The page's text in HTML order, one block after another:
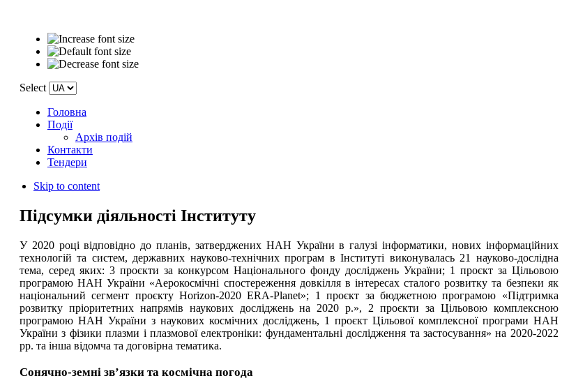
Select
Головна
Події
Архів подій
Контакти
Тендери
Skip to content
Підсумки діяльності Інституту
У 2020 році відповідно до планів, затверджених НАН України в галузі інформатики, нових інформаційних
технологій та систем, державних науково-технічних програм в Інституті виконувалась 21 науково-дослідна
тема, серед яких: 3 проєкти за конкурсом Національного фонду досліджень України; 1 проєкт за Цільовою
програмою НАН України «Аерокосмічні спостереження довкілля в інтересах сталого розвитку та безпеки як
національний сегмент проєкту Horizon-2020 ERA-Planet»; 1 проєкт за бюджетною програмою «Підтримка
розвитку пріоритетних напрямів наукових досліджень на 2020 р.», 2 проєкти за Цільовою комплексною
програмою НАН України з наукових космічних досліджень, 1 проєкт Цільової комплексної програми НАН
України з фізики плазми і плазмової електроніки: фундаментальні дослідження та застосування» на 2020-2022
рр. та інша відомча та договірна тематика.
Сонячно-земні зв’язки та космічна погода